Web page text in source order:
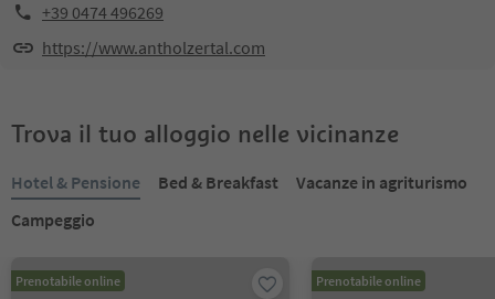
+39 0474 496269
https://www.antholzertal.com
Trova il tuo alloggio nelle vicinanze
Hotel & Pensione Bed & Breakfast
Vacanze in agriturismo
Campeggio
Prenotabile online Prenotabile online